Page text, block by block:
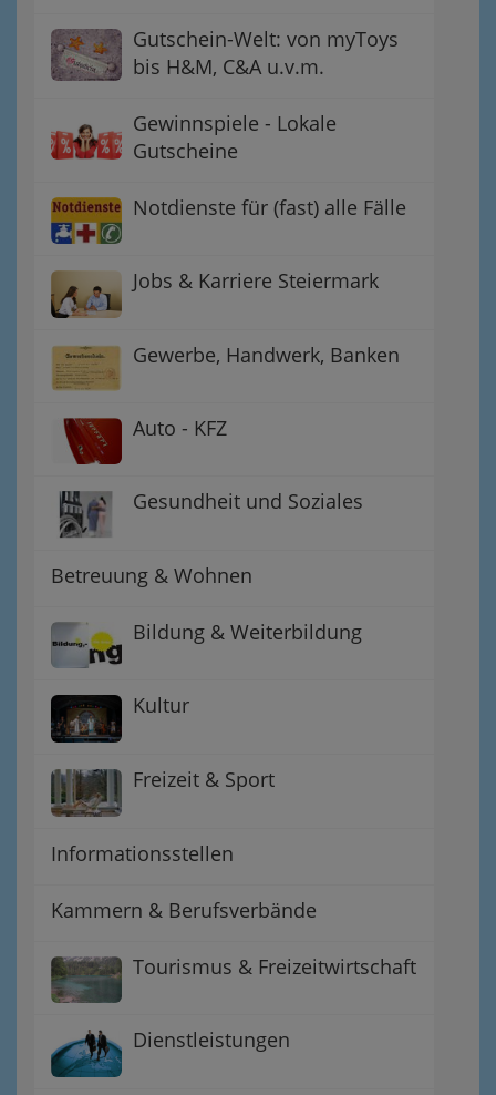
Gutschein-Welt: von myToys
bis H&M, C&A u.v.m.
Gewinnspiele - Lokale
Gutscheine
Notdienste für (fast) alle Fälle
Jobs & Karriere Steiermark
Gewerbe, Handwerk, Banken
Auto - KFZ
Gesundheit und Soziales
Betreuung & Wohnen
Bildung & Weiterbildung
Kultur
Freizeit & Sport
Informationsstellen
Kammern & Berufsverbände
Tourismus & Freizeitwirtschaft
Dienstleistungen